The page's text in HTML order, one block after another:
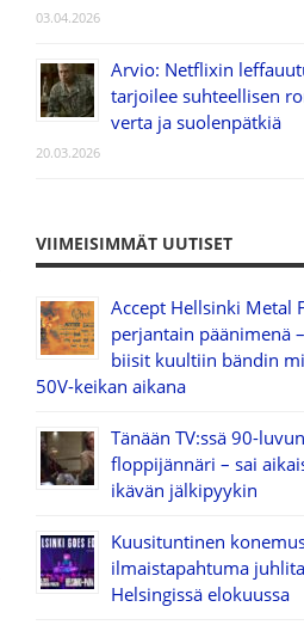
03.04.2026
Arvio: Netflixin
tarjoilee suhteellisen
verta ja suolenpätkiä
20.03.2026
VIIMEISIMMÄT UUTISET
Accept Hellsinki Metal
perjantain päänimenä
biisit kuultiin bändin
50V-keikan aikana
Tänään TV:ssä 90-luvun
floppijännäri – sai
ikävän jälkipyykin
Kuusituntinen
ilmaistapahtuma
Helsingissä elokuussa